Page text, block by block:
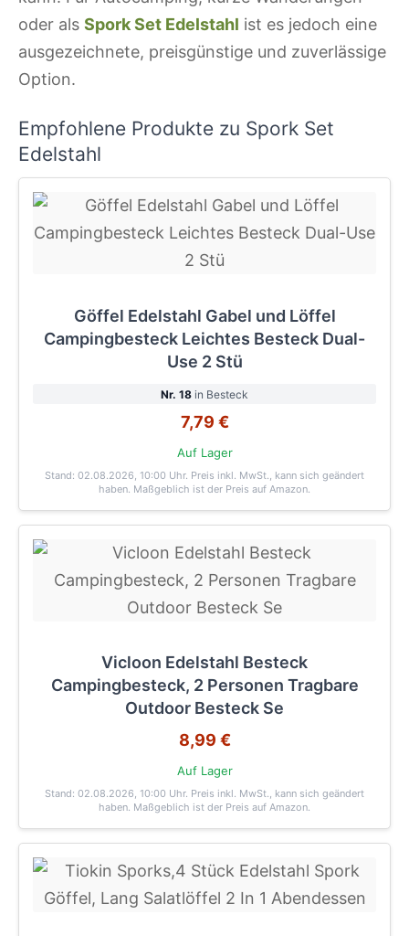
oder als Spork Set Edelstahl ist es jedoch eine
ausgezeichnete, preisgünstige und zuverlässige
Option.
Empfohlene Produkte zu Spork Set
Edelstahl
Göffel Edelstahl Gabel und Löffel
Campingbesteck Leichtes Besteck Dual-
Use 2 Stü
Nr. 18 in Besteck
7,79 €
Auf Lager
Stand: 02.08.2026, 10:00 Uhr. Preis inkl. MwSt., kann sich geändert
haben. Maßgeblich ist der Preis auf Amazon.
Vicloon Edelstahl Besteck
Campingbesteck, 2 Personen Tragbare
Outdoor Besteck Se
8,99 €
Auf Lager
Stand: 02.08.2026, 10:00 Uhr. Preis inkl. MwSt., kann sich geändert
haben. Maßgeblich ist der Preis auf Amazon.